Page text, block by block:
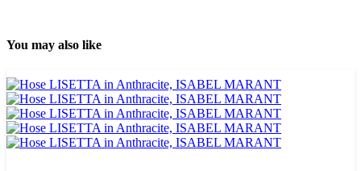
You may also like